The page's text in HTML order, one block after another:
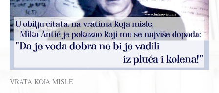
VRATA KOJA MISLE